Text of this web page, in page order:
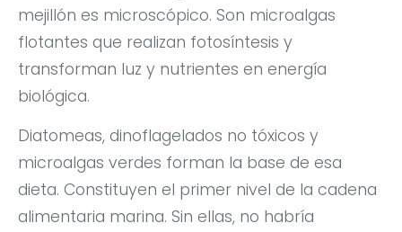
mejillón es microscópico. Son microalgas
flotantes que realizan fotosíntesis y
transforman luz y nutrientes en energía
biológica.
Diatomeas, dinoflagelados no tóxicos y
microalgas verdes forman la base de esa
dieta. Constituyen el primer nivel de la cadena
alimentaria marina. Sin ellas, no habría